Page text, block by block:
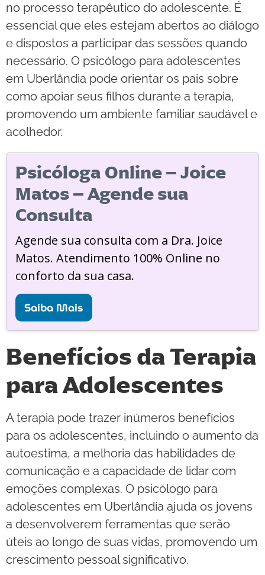
no processo terapêutico do adolescente. É
essencial que eles estejam abertos ao diálogo
e dispostos a participar das sessões quando
necessário. O psicólogo para adolescentes
em Uberlândia pode orientar os pais sobre
como apoiar seus filhos durante a terapia,
promovendo um ambiente familiar saudável e
acolhedor.
Psicóloga Online – Joice
Matos – Agende sua
Consulta
Agende sua consulta com a Dra. Joice
Matos. Atendimento 100% Online no
conforto da sua casa.
Saiba Mais
Benefícios da Terapia
para Adolescentes
A terapia pode trazer inúmeros benefícios
para os adolescentes, incluindo o aumento da
autoestima, a melhoria das habilidades de
comunicação e a capacidade de lidar com
emoções complexas. O psicólogo para
adolescentes em Uberlândia ajuda os jovens
a desenvolverem ferramentas que serão
úteis ao longo de suas vidas, promovendo um
crescimento pessoal significativo.